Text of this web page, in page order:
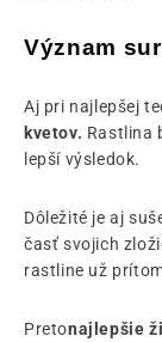
Význam
Aj pri najlepšej
kvetov. Rastlina
lepší výsledok.
Dôležité je aj
časť svojich
rastline už
Pretonajlepšie